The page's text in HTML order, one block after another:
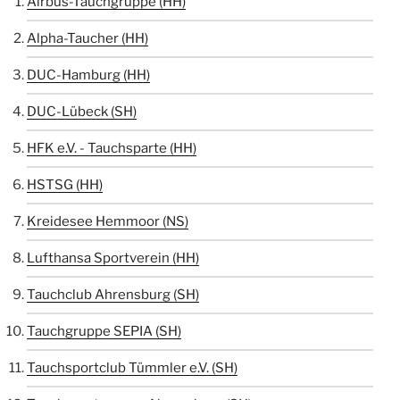
Alpha-Taucher (HH)
DUC-Hamburg (HH)
DUC-Lübeck (SH)
HFK e.V. - Tauchsparte (HH)
HSTSG (HH)
Kreidesee Hemmoor (NS)
Lufthansa Sportverein (HH)
Tauchclub Ahrensburg (SH)
Tauchgruppe SEPIA (SH)
Tauchsportclub Tümmler e.V. (SH)